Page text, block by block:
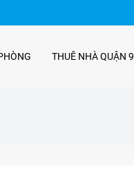
THUÊ NHÀ QUẬN 9